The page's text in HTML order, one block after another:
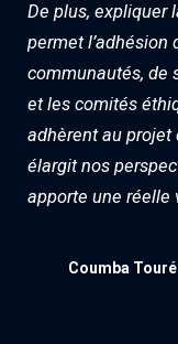
De plus, expliquer
permet l’adhésion
communautés, de
et les comités
adhèrent au projet
élargit nos
apporte une réelle
Coumba